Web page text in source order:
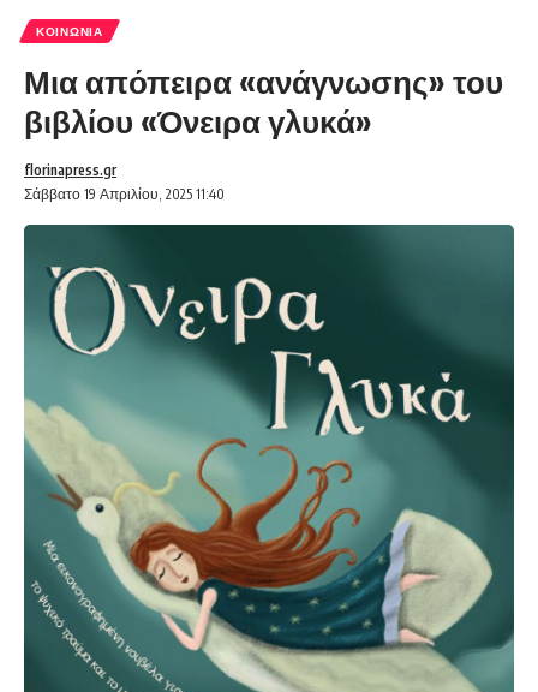
ΚΟΙΝΩΝΊΑ
Μια απόπειρα «ανάγνωσης» του
βιβλίου «Όνειρα γλυκά»
Σάββατο 19 Απριλίου, 2025 11:40
florinapress.gr